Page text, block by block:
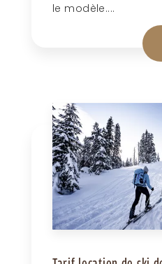
le modèle....